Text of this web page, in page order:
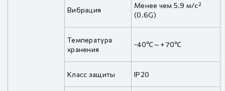
Вибрация
Менее чем 5.9 м/с²
(0.6G)
Температура
хранения
-40℃～+70℃
Класс защиты IP20